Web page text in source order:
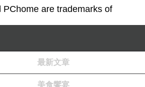
雙頻
速連線
超快超方便
PChome are trademarks of
最新文章
美食饗宴